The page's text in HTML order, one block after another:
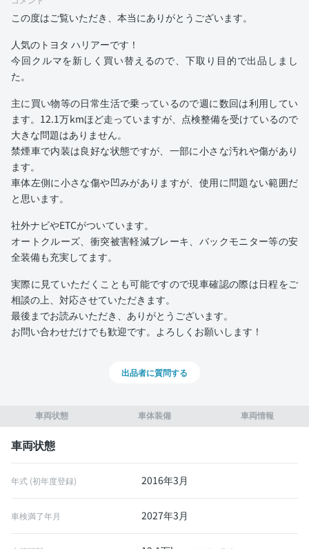
車両状態 車体装備 車両情報
車両状態
年式 (初年度登録) 2016年3月
車検満了年月 2027年3月
この度はご覧いただき、本当にありがとうございます。
人気のトヨタ ハリアーです！
今回クルマを新しく買い替えるので、下取り目的で出品しまし
た。
主に買い物等の日常生活で乗っているので週に数回は利用してい
ます。12.1万kmほど走っていますが、点検整備を受けているので
大きな問題はありません。
禁煙車で内装は良好な状態ですが、一部に小さな汚れや傷があり
ます。
車体左側に小さな傷や凹みがありますが、使用に問題ない範囲だ
と思います。
社外ナビやETCがついています。
オートクルーズ、衝突被害軽減ブレーキ、バックモニター等の安
全装備も充実してます。
実際に見ていただくことも可能ですので現車確認の際は日程をご
相談の上、対応させていただきます。
最後までお読みいただき、ありがとうございます。
お問い合わせだけでも歓迎です。よろしくお願いします！
出品者に質問する